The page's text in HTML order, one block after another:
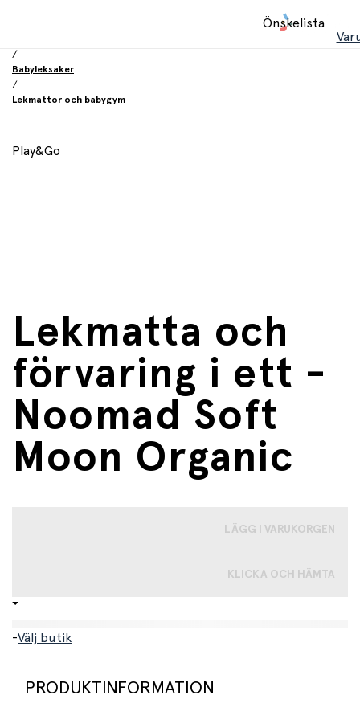
Önskelista
/
Babyleksaker
/
Lekmattor och babygym
Play&Go
Lekmatta och
förvaring i ett -
Noomad Soft
Moon Organic
LÄGG I VARUKORGEN
KLICKA OCH HÄMTA
-Välj butik
PRODUKTINFORMATION